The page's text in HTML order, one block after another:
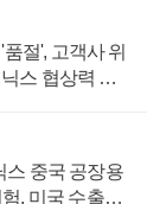
절', 고객사 위
스 협상력 더
스 중국 공장용
, 미국 수출통